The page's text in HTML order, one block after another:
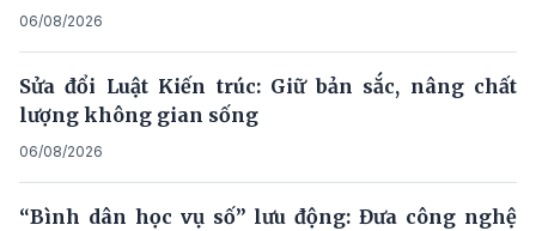
06/08/2026
Sửa đổi Luật Kiến trúc: Giữ bản sắc, nâng chất
lượng không gian sống
06/08/2026
“Bình dân học vụ số” lưu động: Đưa công nghệ